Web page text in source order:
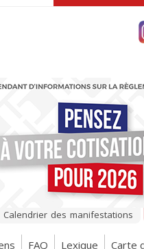
Calendrier des manifestations
FAQ Lexique Carte